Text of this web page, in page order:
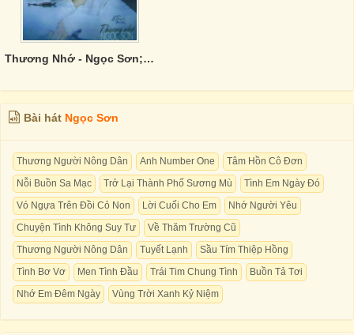
Thương Nhớ - Ngọc Sơn; Yến Khoa
Bài hát Ngọc Sơn
Thương Người Nông Dân Anh Number One
Tâm Hồn Cô Đơn
Nỗi Buồn Sa Mạc
Trở Lại Thành Phố Sương Mù
Tình Em Ngày Đó
Vó Ngựa Trên Đồi Cỏ Non
Lời Cuối Cho Em
Nhớ Người Yêu
Chuyện Tình Không Suy Tư
Về Thăm Trường Cũ
Thương Người Nông Dân
Tuyết Lạnh
Sầu Tím Thiệp Hồng
Tình Bơ Vơ
Men Tình Đầu Trái Tim Chung Tình
Buồn Tả Tơi
Nhớ Em Đêm Ngày
Vùng Trời Xanh Kỷ Niệm